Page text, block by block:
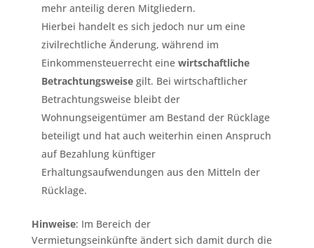
mehr anteilig deren Mitgliedern.
Hierbei handelt es sich jedoch nur um eine
zivilrechtliche Änderung, während im
Einkommensteuerrecht eine wirtschaftliche
Betrachtungsweisegilt. Bei wirtschaftlicher
Betrachtungsweise bleibt der
Wohnungseigentümer am Bestand der Rücklage
beteiligt und hat auch weiterhin einen Anspruch
auf Bezahlung künftiger
Erhaltungsaufwendungen aus den Mitteln der
Rücklage.
Hinweise: Im Bereich der
Vermietungseinkünfte ändert sich damit durch die